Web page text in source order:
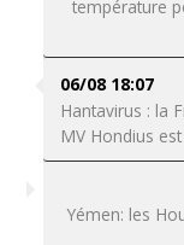
température
06/08 18:07
Hantavirus : la
MV Hondius
Yémen: les